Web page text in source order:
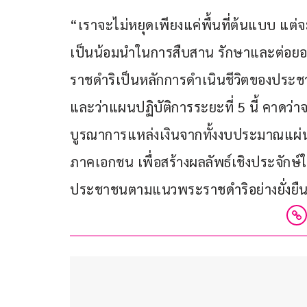
“เราจะไม่หยุดเพียงแค่พื้นที่ต้นแบบ แต่จ
เป็นน้อมนำในการสืบสาน รักษาและต่อ
ราชดำริเป็นหลักการดำเนินชีวิตของประ
และว่าแผนปฏิบัติการระยะที่ 5 นี้ คาดว่า
บูรณาการแหล่งเงินจากทั้งงบประมาณแ
ภาคเอกชน เพื่อสร้างผลลัพธ์เชิงประจั
ประชาชนตามแนวพระราชดำริอย่างยั่งยื